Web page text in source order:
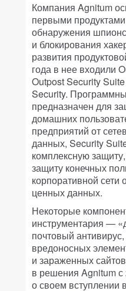
Компания Agnitum
первыми
обнаружения
и блокирования
развития
года в нее входили
Outpost Security
Security.
предназначен для
домашних
предприятий от
данных, Security
комплексную
защиту конечных
корпоративной
ценных данных.
Некоторые
инструментария —
почтовый
вредоносных
и зараженных
в решения Agnitum
о своем вступлении